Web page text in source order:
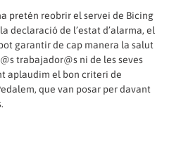
pretén reobrir el servei de Bicing
declaració de l’estat d’alarma, el
garantir de cap manera la salut
trabajador@s ni de les seves
aplaudim el bon criteri de
que van posar per davant